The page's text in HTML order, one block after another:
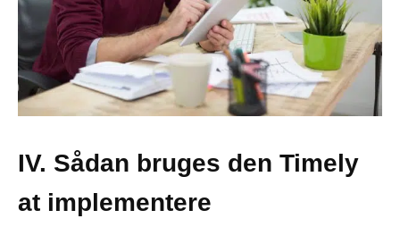
IV. Sådan bruges den Timely
at implementere